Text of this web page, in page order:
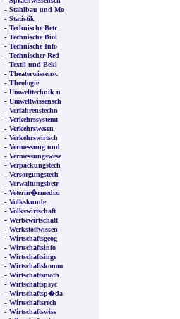
- Stahlbau und Me
- Statistik
- Technische Betr
- Technische Biol
- Technische Info
- Technischer Red
- Textil und Bekl
- Theaterwissensc
- Theologie
- Umwelttechnik u
- Umweltwissensch
- Verfahrenstechn
- Verkehrssystemt
- Verkehrswesen
- Verkehrswirtsch
- Vermessung und
- Vermessungswese
- Verpackungstech
- Versorgungstech
- Verwaltungsbetr
- Veterin�rmedizi
- Volkskunde
- Volkswirtschaft
- Werbewirtschaft
- Werkstoffwissen
- Wirtschaftsgeog
- Wirtschaftsinfo
- Wirtschaftsinge
- Wirtschaftskomm
- Wirtschaftsmath
- Wirtschaftspsyc
- Wirtschaftsp�da
- Wirtschaftsrech
- Wirtschaftswiss